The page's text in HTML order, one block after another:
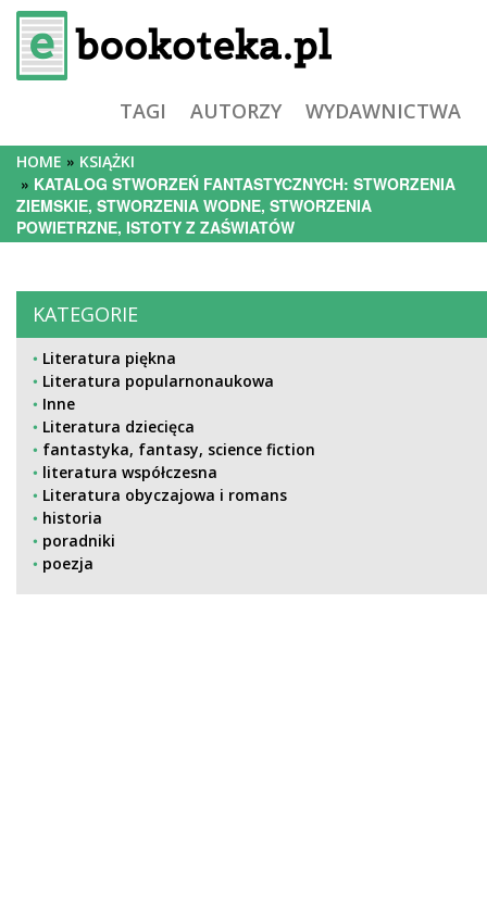
TAGI AUTORZY WYDAWNICTWA
HOME KSIĄŻKI
KATALOG STWORZEŃ FANTASTYCZNYCH: STWORZENIA
ZIEMSKIE, STWORZENIA WODNE, STWORZENIA
POWIETRZNE, ISTOTY Z ZAŚWIATÓW
KATEGORIE
Literatura piękna
Literatura popularnonaukowa
Inne
Literatura dziecięca
fantastyka, fantasy, science fiction
literatura współczesna
Literatura obyczajowa i romans
historia
poradniki
poezja